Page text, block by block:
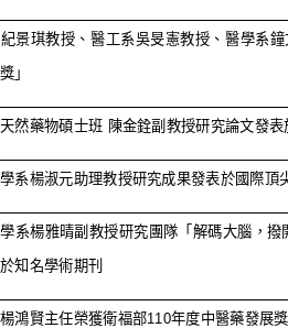
景琪教授、醫工系吳旻憲教授、醫學系
」
然藥物碩士班 陳金銓副教授研究論文發表
系楊淑元助理教授研究成果發表於國際頂
系楊雅晴副教授研究團隊「解碼大腦，
知名學術期刊
鴻賢主任榮獲衛福部110年度中醫藥發展